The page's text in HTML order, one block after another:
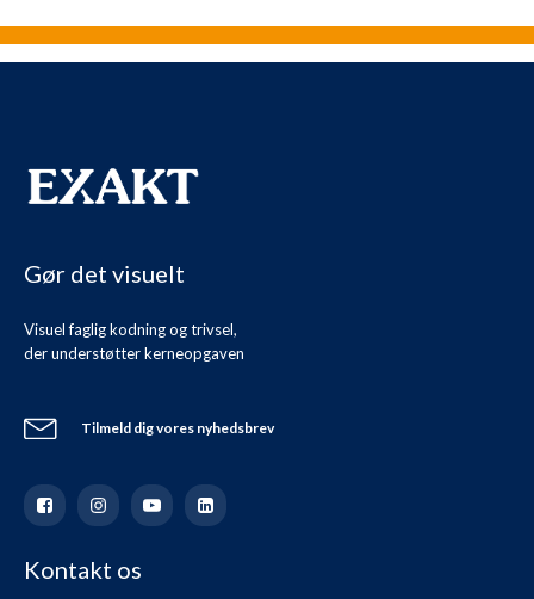
Gør det visuelt
Visuel faglig kodning og trivsel,
der understøtter kerneopgaven
Tilmeld dig vores nyhedsbrev
Kontakt os